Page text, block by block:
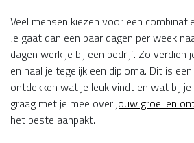
Veel mensen kiezen voor een
Je gaat dan een paar dagen per week
dagen werk je bij een bedrijf. Zo verdien
en haal je tegelijk een diploma. Dit is
ontdekken wat je leuk vindt en wat bij
graag met je mee over jouw groei en
het beste aanpakt.